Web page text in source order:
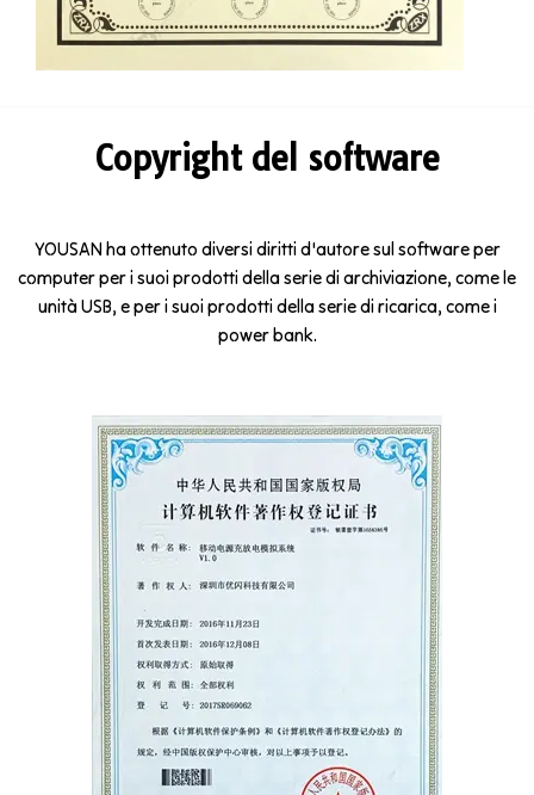
Copyright del software
YOUSAN ha ottenuto diversi diritti d'autore sul software per
computer per i suoi prodotti della serie di archiviazione, come le
unità USB, e per i suoi prodotti della serie di ricarica, come i
power bank.